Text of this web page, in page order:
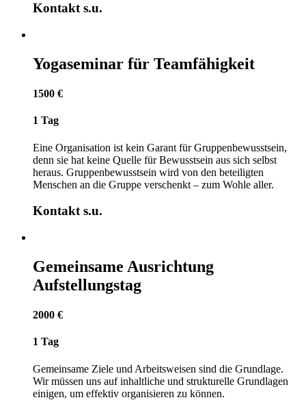
Kontakt s.u.
Yogaseminar für Teamfähigkeit
1500 €
1 Tag
Eine Organisation ist kein Garant für Gruppenbewusstsein,
denn sie hat keine Quelle für Bewusstsein aus sich selbst
heraus. Gruppenbewusstsein wird von den beteiligten
Menschen an die Gruppe verschenkt – zum Wohle aller.
Kontakt s.u.
Gemeinsame Ausrichtung
Aufstellungstag
2000 €
1 Tag
Gemeinsame Ziele und Arbeitsweisen sind die Grundlage.
Wir müssen uns auf inhaltliche und strukturelle Grundlagen
einigen, um effektiv organisieren zu können.